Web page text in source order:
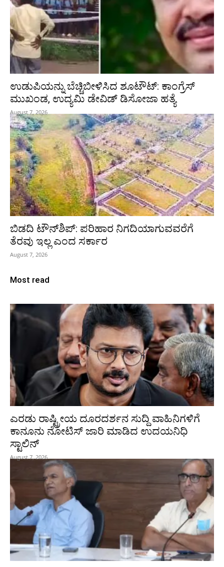
ಉಡುಪಿಯನ್ನು ಬೆಚ್ಚಿಬೀಳಿಸಿದ ಶೂಟೌಟ್‌: ಕಾಂಗ್ರೆಸ್‌
ಮುಖಂಡ, ಉದ್ಯಮಿ ಡೇವಿಡ್ ಡಿಸೋಜಾ ಹತ್ಯೆ
August 7, 2026
ಬಿಡದಿ ಟೌನ್‌ಶಿಪ್‌: ಪರಿಹಾರ ನಿಗದಿಯಾಗುವವರೆಗೆ
ತೆರವು ಇಲ್ಲ ಎಂದ ಸರ್ಕಾರ
August 7, 2026
Most read
ಎರಡು ರಾಷ್ಟ್ರೀಯ ದೂರದರ್ಶನ ಸುದ್ದಿ ವಾಹಿನಿಗಳಿಗೆ
ಕಾನೂನು ನೋಟಿಸ್ ಜಾರಿ ಮಾಡಿದ ಉದಯನಿಧಿ
ಸ್ಟಾಲಿನ್
August 7, 2026